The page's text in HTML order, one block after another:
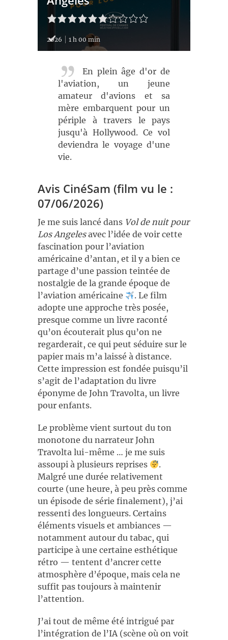
2026 1 h 00 min
En plein âge d'or de
l'aviation, un jeune
amateur d'avions et sa
mère embarquent pour un
périple à travers le pays
jusqu'à Hollywood. Ce vol
deviendra le voyage d'une
vie.
Avis CinéSam (film vu le :
07/06/2026)
Je me suis lancé dans Vol de nuit pour
Los Angelesavec l’idée de voir cette
fascination pour l’aviation
américaine d’antan, et il y a bien ce
partage d’une passion teintée de
nostalgie de la grande époque de
l’aviation américaine
. Le film
adopte une approche très posée,
presque comme un livre raconté
qu’on écouterait plus qu’on ne
regarderait, ce qui peut séduire sur le
papier mais m’a laissé à distance.
Cette impression est fondée puisqu’il
s’agit de l’adaptation du livre
éponyme de John Travolta, un livre
pour enfants.
Le problème vient surtout du ton
monotone du narrateur John
Travolta lui-même … je me suis
assoupi à plusieurs reprises
.
Malgré une durée relativement
courte (une heure, à peu près comme
un épisode de série finalement), j’ai
ressenti des longueurs. Certains
éléments visuels et ambiances —
notamment autour du tabac, qui
participe à une certaine esthétique
rétro — tentent d’ancrer cette
atmosphère d’époque, mais cela ne
suffit pas toujours à maintenir
l’attention.
J’ai tout de même été intrigué par
l’intégration de l’IA (scène où on voit